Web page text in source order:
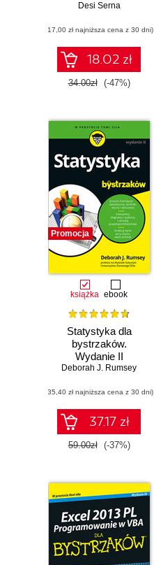
Desi Serna
(17,00 zł najniższa cena z 30 dni)
18.02 zł
34.00zł (-47%)
Promocja
książka ebook
Statystyka dla
bystrzaków.
Wydanie II
Deborah J. Rumsey
(35,40 zł najniższa cena z 30 dni)
37.17 zł
59.00zł (-37%)